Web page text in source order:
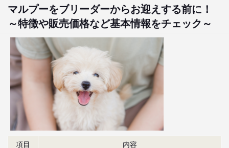
マルプーをブリーダーからお迎えする前に！
～特徴や販売価格など基本情報をチェック～
項目
内容